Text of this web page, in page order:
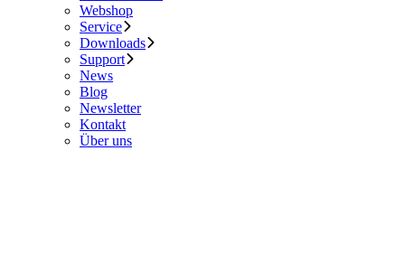
Webshop
Service
Downloads
Support
News
Blog
Newsletter
Kontakt
Über uns